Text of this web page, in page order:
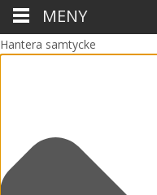
Hantera samtycke
MENY